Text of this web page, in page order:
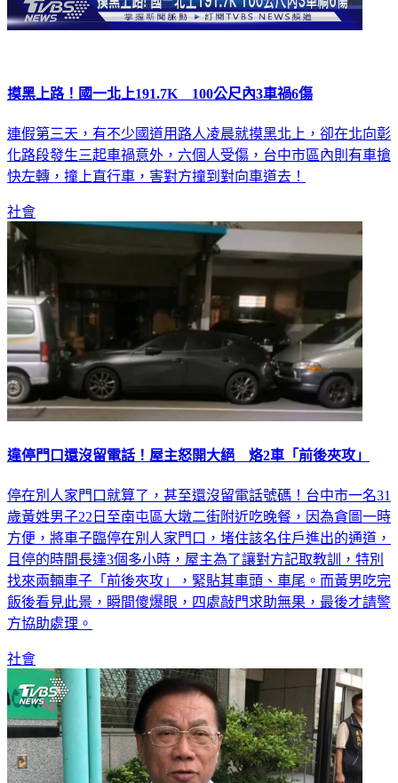
摸黑上路！國一北上191.7K 100公尺內3車禍6傷
連假第三天，有不少國道用路人凌晨就摸黑北上，卻在北向彰
化路段發生三起車禍意外，六個人受傷，台中市區內則有車搶
快左轉，撞上直行車，害對方撞到對向車道去！
社會
違停門口還沒留電話！屋主怒開大絕 烙2車「前後夾攻」
停在別人家門口就算了，甚至還沒留電話號碼！台中市一名31
歲黃姓男子22日至南屯區大墩二街附近吃晚餐，因為貪圖一時
方便，將車子臨停在別人家門口，堵住該名住戶進出的通道，
且停的時間長達3個多小時，屋主為了讓對方記取教訓，特別
找來兩輛車子「前後夾攻」，緊貼其車頭、車尾。而黃男吃完
飯後看見此景，瞬間傻爆眼，四處敲門求助無果，最後才請警
方協助處理。
社會